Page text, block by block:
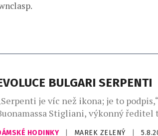
BULGARI SERPENTI
je víc než ikona; je to
Stigliani, výkonný ředitel
produktů Bvlgari. Had se svým
HODINKY MAREK ZELENÝ